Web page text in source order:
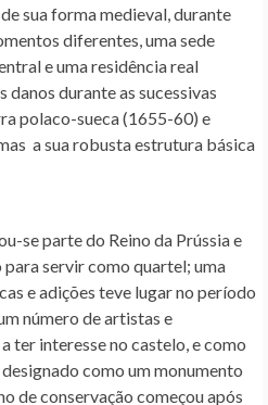
sua forma medieval, durante
diferentes, uma sede
e uma residência real
durante as sucessivas
polaco-sueca (1655-60) e
a sua robusta estrutura básica
se parte do Reino da Prússia e
servir como quartel; uma
e adições teve lugar no período
número de artistas e
ter interesse no castelo, e como
como um monumento
de conservação começou após